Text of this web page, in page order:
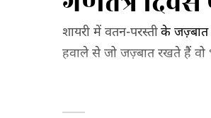
शायरी में वतन-परस्तीके
हवाले से जो जज़्बात रखते हैं वो